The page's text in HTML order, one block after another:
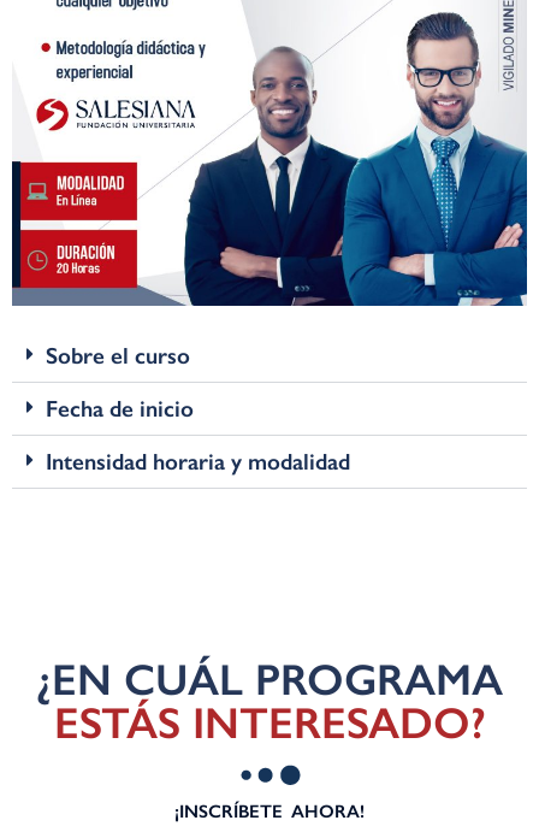
Sobre el curso
Fecha de inicio
Intensidad horaria y modalidad
¿EN CUÁL PROGRAMA
ESTÁS INTERESADO?
¡INSCRÍBETE AHORA!